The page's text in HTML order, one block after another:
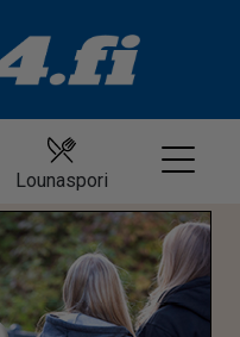
Lounaspori